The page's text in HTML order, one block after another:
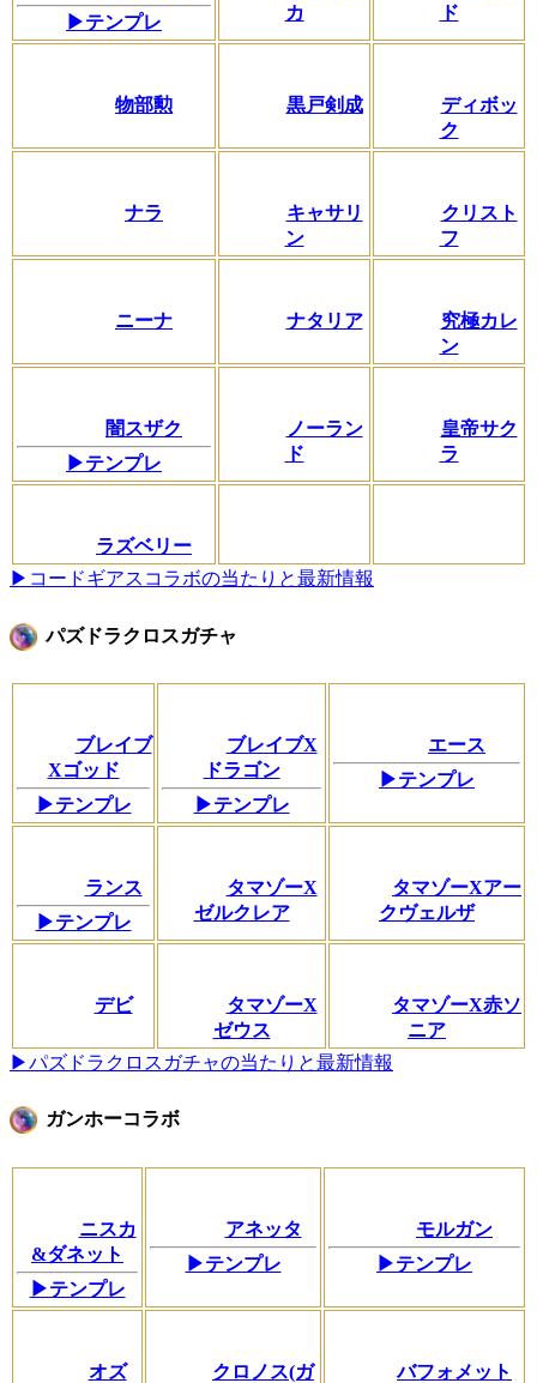
▶テンプレ
カ
ド
物部勲 黒戸剣成
ディボッ
ク
ナラ
キャサリ
ン
クリスト
フ
ニーナ ナタリア
究極カレ
ン
闇スザク
▶テンプレ
ノーラン
ド
皇帝サク
ラ
ラズベリー
▶コードギアスコラボの当たりと最新情報
パズドラクロスガチャ
ブレイブ
Xゴッド
▶テンプレ
ブレイブX
ドラゴン
▶テンプレ
エース
▶テンプレ
ランス
▶テンプレ
タマゾーX
ゼルクレア
タマゾーXアー
クヴェルザ
デビ
タマゾーX
ゼウス
タマゾーX赤ソ
ニア
▶パズドラクロスガチャの当たりと最新情報
ガンホーコラボ
ニスカ
&ダネット
▶テンプレ
アネッタ
▶テンプレ
モルガン
▶テンプレ
オズ
クロノス(ガ
バフォメット